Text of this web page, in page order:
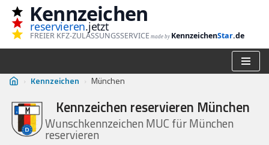
Zum
Inhalt
Kennzeichen
reservieren.jetzt
FREIER KFZ-ZULASSUNGSSERVICE made by KennzeichenStar.de
› Kennzeichen › München
Kennzeichen reservieren München
Wunschkennzeichen MUC für München
reservieren